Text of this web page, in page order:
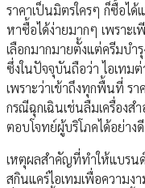
ราคาเป็นมิตรใครๆ ก็ซื้อไ
หาซื้อได้ง่ายมากๆ เพราะเ
เลือกมากมายตั้งแต่ครีมบำ
ซึ่งในปัจจุบันถือว่า ไอเทม
เพราะว่าเข้าถึงทุกพื้นที่ รา
กรณีฉุกเฉินเช่นลืมเครื่องส
ตอบโจทย์ผู้บริโภคได้อย่างดี
เหตุผลสำคัญที่ทำให้แบรน
สกินแคร์ไอเทมเพื่อความง